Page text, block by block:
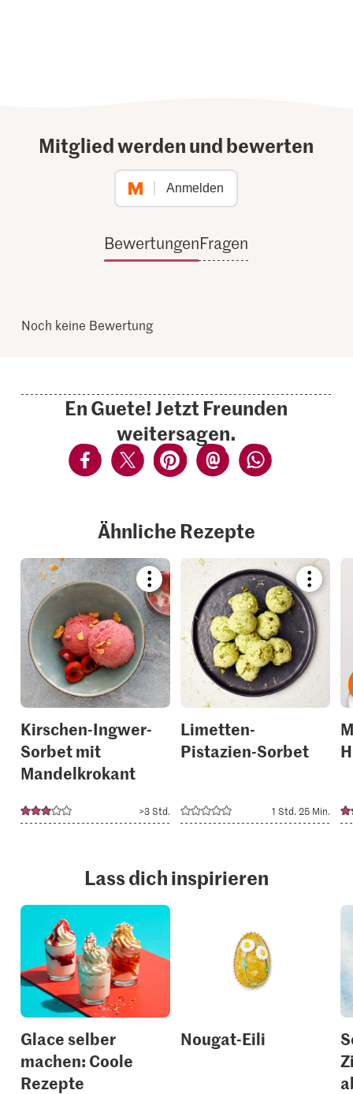
Mitglied werden und bewerten
Anmelden
BewertungenFragen
Noch keine Bewertung
En Guete! Jetzt Freunden
weitersagen.
Ähnliche Rezepte
Bookmark
recipe
or
add
it
to
your
collections.
Kirschen-Ingwer-
Sorbet mit
Mandelkrokant
>3 Std.
recipe
or
add
it
to
your
Limetten-
Pistazien-Sorbet
1 Std. 25 Min.
Lass dich inspirieren
Glace selber
machen: Coole
Rezepte
Nougat-Eili